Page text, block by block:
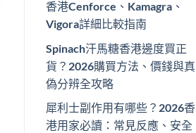
香港Cenforce、Kamagra、
Vigora詳細比較指南
Spinach汗馬糖香港邊度買正
貨？2026購買方法、價錢與真
偽分辨全攻略
犀利士副作用有哪些？2026香
港用家必讀：常見反應、安全